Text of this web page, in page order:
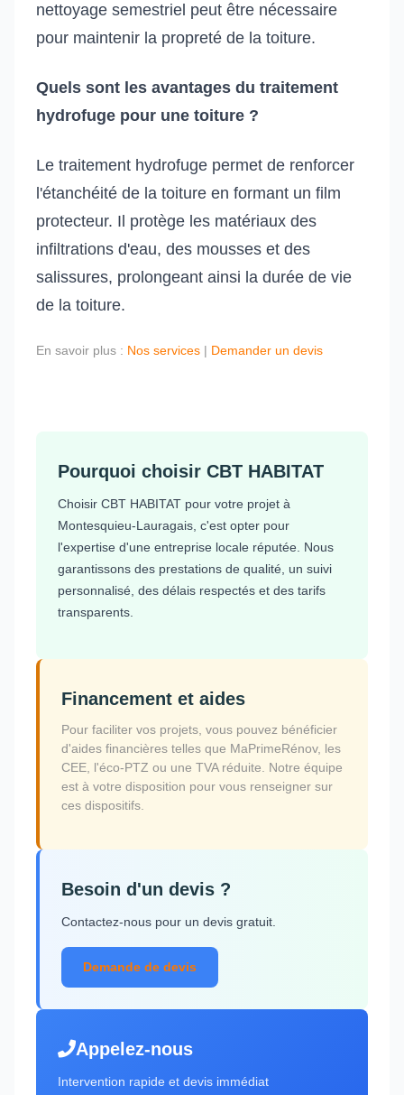
nettoyage semestriel peut être nécessaire
pour maintenir la propreté de la toiture.
Quels sont les avantages du traitement
hydrofuge pour une toiture ?
Le traitement hydrofuge permet de renforcer
l'étanchéité de la toiture en formant un film
protecteur. Il protège les matériaux des
infiltrations d'eau, des mousses et des
salissures, prolongeant ainsi la durée de vie
de la toiture.
En savoir plus : Nos services | Demander un devis
Pourquoi choisir CBT HABITAT
Choisir CBT HABITAT pour votre projet à
Montesquieu-Lauragais, c'est opter pour
l'expertise d'une entreprise locale réputée. Nous
garantissons des prestations de qualité, un suivi
personnalisé, des délais respectés et des tarifs
transparents.
Financement et aides
Pour faciliter vos projets, vous pouvez bénéficier
d'aides financières telles que MaPrimeRénov, les
CEE, l'éco-PTZ ou une TVA réduite. Notre équipe
est à votre disposition pour vous renseigner sur
ces dispositifs.
Besoin d'un devis ?
Contactez-nous pour un devis gratuit.
Demande de devis
Appelez-nous
Intervention rapide et devis immédiat